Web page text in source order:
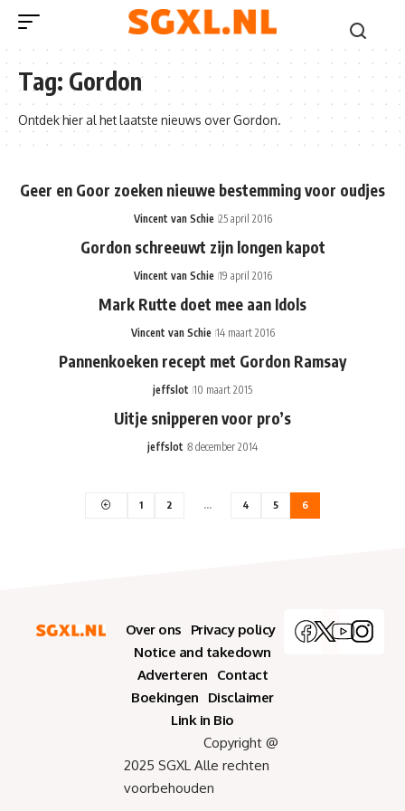
Tag: Gordon
Ontdek hier al het laatste nieuws over Gordon.
Geer en Goor zoeken nieuwe bestemming voor oudjes
Vincent van Schie 25 april 2016
Gordon schreeuwt zijn longen kapot
Vincent van Schie 19 april 2016
Mark Rutte doet mee aan Idols
Vincent van Schie 14 maart 2016
Pannenkoeken recept met Gordon Ramsay
jeffslot 10 maart 2015
Uitje snipperen voor pro’s
jeffslot 8 december 2014
1 2 … 4 5 6
Over ons
Privacy policy
Notice and takedown
Adverteren
Contact
Boekingen
Disclaimer
Link in Bio
Copyright @
2025 SGXL Alle rechten
voorbehouden